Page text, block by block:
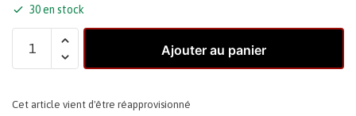
30 en stock
Ajouter au panier
Cet article vient d'être réapprovisionné